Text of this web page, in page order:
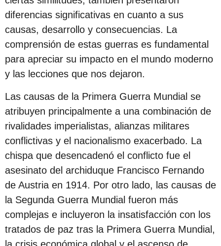
diferencias significativas en cuanto a sus
causas, desarrollo y consecuencias. La
comprensión de estas guerras es fundamental
para apreciar su impacto en el mundo moderno
y las lecciones que nos dejaron.
Las causas de la Primera Guerra Mundial se
atribuyen principalmente a una combinación de
rivalidades imperialistas, alianzas militares
conflictivas y el nacionalismo exacerbado. La
chispa que desencadenó el conflicto fue el
asesinato del archiduque Francisco Fernando
de Austria en 1914. Por otro lado, las causas de
la Segunda Guerra Mundial fueron más
complejas e incluyeron la insatisfacción con los
tratados de paz tras la Primera Guerra Mundial,